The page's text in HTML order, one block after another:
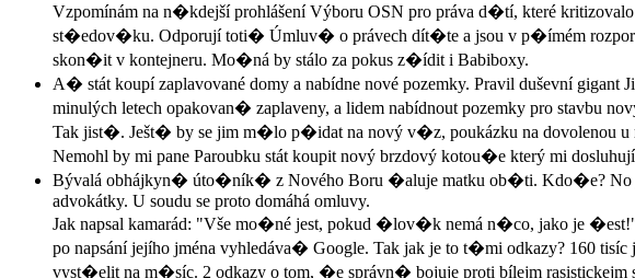
Vzpomínám na n�kdejší prohlášení Výboru OSN pro práva d�tí, které
st�edov�ku. Odporují toti� Úmluv� o právech dít�te a jsou v p�ímém
skon�it v kontejneru. Mo�ná by stálo za pokus z�ídit i Babiboxy.
A� stát koupí zaplavované domy a nabídne nové pozemky. Pravil duševní
minulých letech opakovan� zaplaveny, a lidem nabídnout pozemky pro stavbu
Tak jist�. Ješt� by se jim m�lo p�idat na nový v�z, poukázku na dovolenou u
Nemohl by mi pane Paroubku stát koupit nový brzdový kotou�e který mi
Bývalá obhájkyn� úto�ník� z Nového Boru �aluje matku ob�ti. Kdo�e? No
advokátky. U soudu se proto domáhá omluvy.
Jak napsal kamarád: "Vše mo�né jest, pokud �lov�k nemá n�co, jako je
po napsání jejího jména vyhledáva� Google. Tak jak je to t�mi odkazy? 160
vyst�elit na m�síc. 2 odkazy o tom, �e správn� bojuje proti bílejm rasistickejm